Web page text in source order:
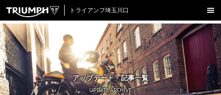
トライアンフ埼玉川口
新車在庫情報
試乗車一覧
認定中古車
アクセサリー
アップデート - 記事一覧
UPDATE ARCHIVE